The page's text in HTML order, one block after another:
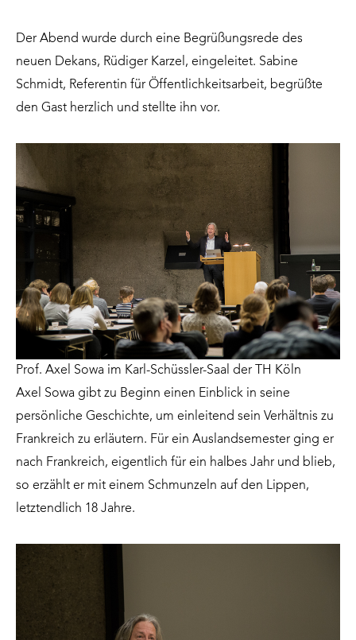
Der Abend wurde durch eine Begrüßungsrede des
neuen Dekans, Rüdiger Karzel, eingeleitet. Sabine
Schmidt, Referentin für Öffentlichkeitsarbeit, begrüßte
den Gast herzlich und stellte ihn vor.
Prof. Axel Sowa im Karl-Schüssler-Saal der TH Köln
Axel Sowa gibt zu Beginn einen Einblick in seine
persönliche Geschichte, um einleitend sein Verhältnis zu
Frankreich zu erläutern. Für ein Auslandsemester ging er
nach Frankreich, eigentlich für ein halbes Jahr und blieb,
so erzählt er mit einem Schmunzeln auf den Lippen,
letztendlich 18 Jahre.